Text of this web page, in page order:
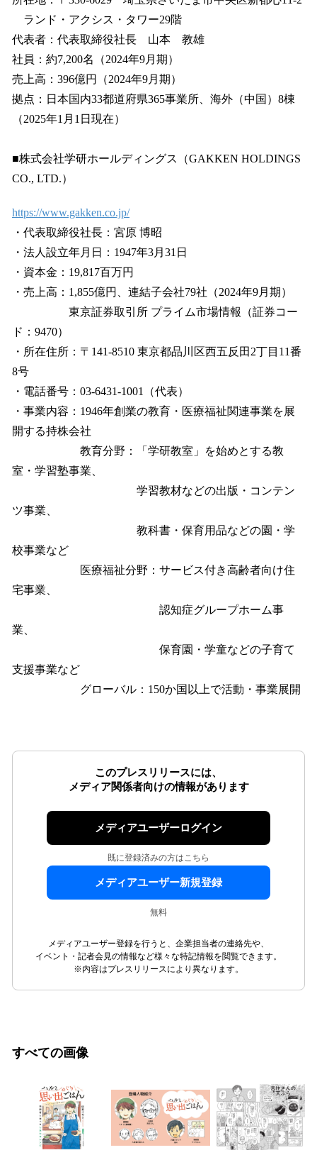
ランド・アクシス・タワー29階
代表者：代表取締役社長 山本 教雄
社員：約7,200名（2024年9月期）
売上高：396億円（2024年9月期）
拠点：日本国内33都道府県365事業所、海外（中国）8棟
（2025年1月1日現在）
■株式会社学研ホールディングス（GAKKEN HOLDINGS
CO., LTD.）
https://www.gakken.co.jp/
・代表取締役社長：宮原 博昭
・法人設立年月日：1947年3月31日
・資本金：19,817百万円
・売上高：1,855億円、連結子会社79社（2024年9月期）
東京証券取引所 プライム市場情報（証券コー
ド：9470）
・所在住所：〒141-8510 東京都品川区西五反田2丁目11番
8号
・電話番号：03-6431-1001（代表）
・事業内容：1946年創業の教育・医療福祉関連事業を展
開する持株会社
教育分野：「学研教室」を始めとする教
室・学習塾事業、
学習教材などの出版・コンテン
ツ事業、
教科書・保育用品などの園・学
校事業など
医療福祉分野：サービス付き高齢者向け住
宅事業、
認知症グループホーム事
業、
保育園・学童などの子育て
支援事業など
グローバル：150か国以上で活動・事業展開
このプレスリリースには、
メディア関係者向けの情報があります
メディアユーザーログイン
既に登録済みの方はこちら
メディアユーザー新規登録
無料
メディアユーザー登録を行うと、企業担当者の連絡先や、
イベント・記者会見の情報など様々な特記情報を閲覧できます。
※内容はプレスリリースにより異なります。
すべての画像